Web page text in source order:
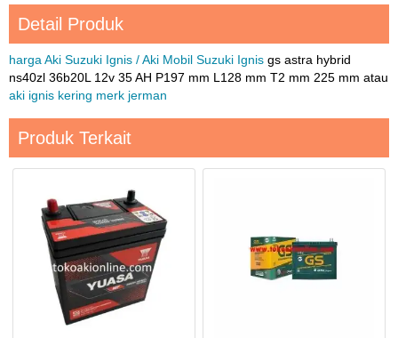
Detail Produk
harga Aki Suzuki Ignis / Aki Mobil Suzuki Ignis gs astra hybrid
ns40zl 36b20L 12v 35 AH P197 mm L128 mm T2 mm 225 mm atau
aki ignis kering merk jerman
Produk Terkait